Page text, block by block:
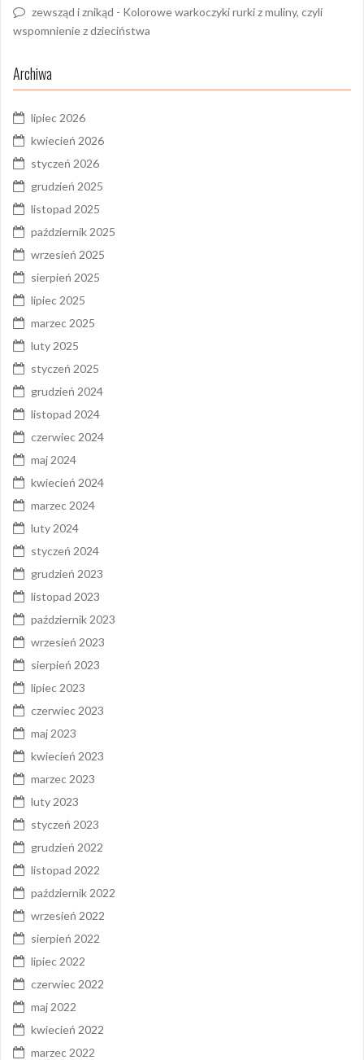
zewsząd i znikąd - Kolorowe warkoczyki rurki z muliny, czyli
wspomnienie z dzieciństwa
Archiwa
lipiec 2026
kwiecień 2026
styczeń 2026
grudzień 2025
listopad 2025
październik 2025
wrzesień 2025
sierpień 2025
lipiec 2025
marzec 2025
luty 2025
styczeń 2025
grudzień 2024
listopad 2024
czerwiec 2024
maj 2024
kwiecień 2024
marzec 2024
luty 2024
styczeń 2024
grudzień 2023
listopad 2023
październik 2023
wrzesień 2023
sierpień 2023
lipiec 2023
czerwiec 2023
maj 2023
kwiecień 2023
marzec 2023
luty 2023
styczeń 2023
grudzień 2022
listopad 2022
październik 2022
wrzesień 2022
sierpień 2022
lipiec 2022
czerwiec 2022
maj 2022
kwiecień 2022
marzec 2022